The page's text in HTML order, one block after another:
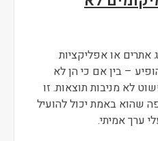
או אפליקציות
– בין אם כי הן לא
לא מניבות תוצאות. זו
שהוא באמת יכול להועיל
ערך אמיתי.